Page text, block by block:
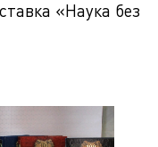
«Наука без